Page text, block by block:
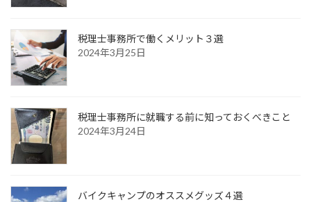
税理士事務所で働くメリット３選
2024年3月25日
税理士事務所に就職する前に知っておくべきこと
2024年3月24日
バイクキャンプのオススメグッズ４選